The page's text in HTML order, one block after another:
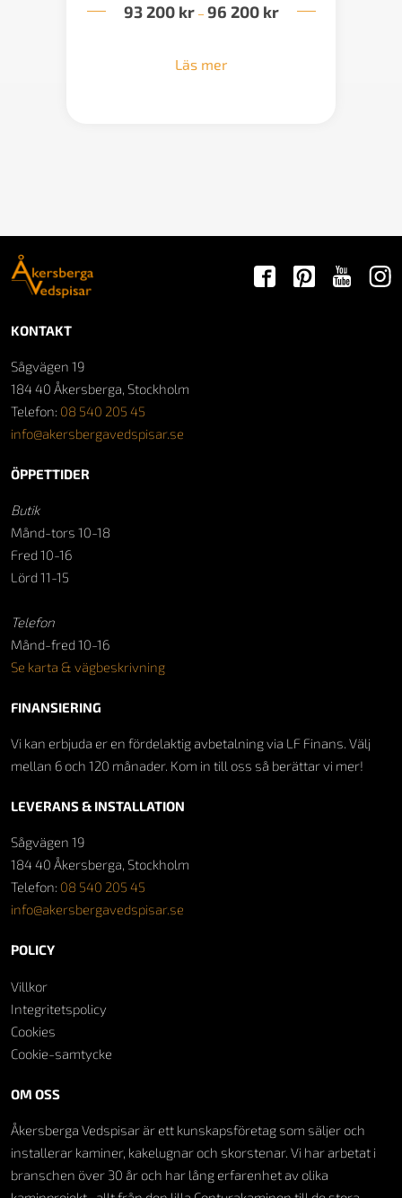
93 200 kr – 96 200 krPrisintervall:
Läs mer
OM OSS
Åkersberga Vedspisar är ett kunskapsföretag som säljer och
installerar kaminer, kakelugnar och skorstenar. Vi har arbetat i
branschen över 30 år och har lång erfarenhet av olika
KONTAKT
Sågvägen 19
184 40 Åkersberga, Stockholm
Telefon: 08 540 205 45
info@akersbergavedspisar.se
ÖPPETTIDER
Butik
Månd-tors 10-18
Fred 10-16
Lörd 11-15
Telefon
Månd-fred 10-16
Se karta & vägbeskrivning
FINANSIERING
Vi kan erbjuda er en fördelaktig avbetalning via LF Finans. Välj
mellan 6 och 120 månader. Kom in till oss så berättar vi mer!
LEVERANS & INSTALLATION
Sågvägen 19
184 40 Åkersberga, Stockholm
Telefon: 08 540 205 45
info@akersbergavedspisar.se
POLICY
Villkor
Integritetspolicy
Cookies
Cookie-samtycke